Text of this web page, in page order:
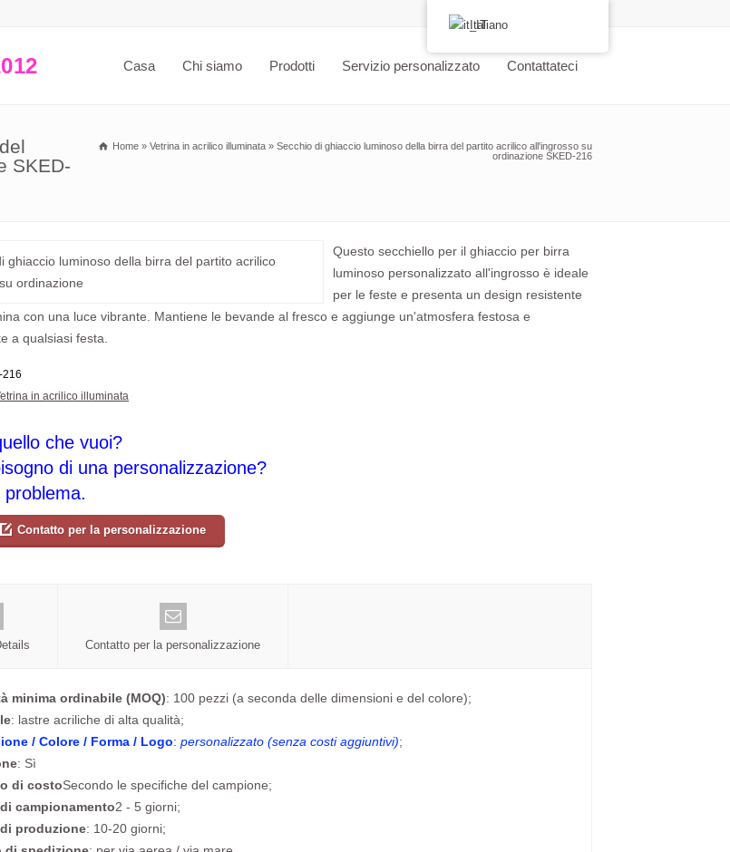
Casa Chi siamo Prodotti Servizio personalizzato Contattateci
SKED-
Home » Vetrina in acrilico illuminata » Secchio di ghiaccio luminoso della birra del partito acrilico all'ingrosso su
ordinazione SKED-216
Questo secchiello per il ghiaccio per birra
luminoso personalizzato all'ingrosso è ideale
per le feste e presenta un design resistente
con una luce vibrante. Mantiene le bevande al fresco e aggiunge un'atmosfera festosa e
a qualsiasi festa.
216
in acrilico illuminata
che vuoi?
di una personalizzazione?
problema.
Contatto per la personalizzazione
Contatto per la personalizzazione
minima ordinabile (MOQ): 100 pezzi (a seconda delle dimensioni e del colore);
: lastre acriliche di alta qualità;
/ Colore / Forma / Logo: personalizzato (senza costi aggiuntivi);
: Sì
di costoSecondo le specifiche del campione;
campionamento2 - 5 giorni;
produzione: 10-20 giorni;
Italiano